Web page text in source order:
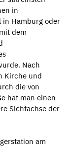
in
in Hamburg oder
dem
Nach
Kirche und
die von
hat man einen
Sichtachse der
am